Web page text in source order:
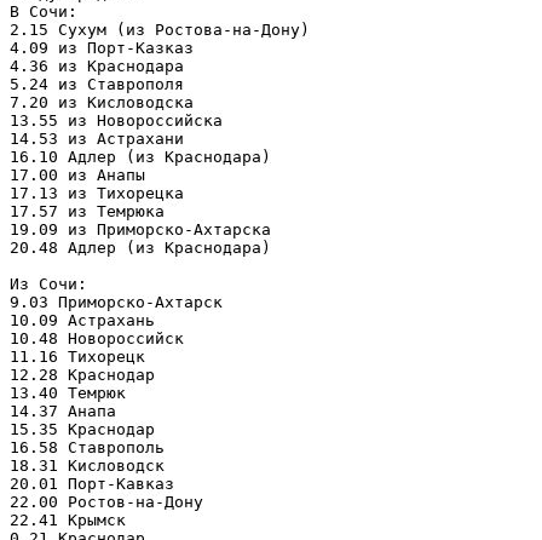
В Сочи:
2.15 Сухум (из Ростова-на-Дону)
4.09 из Порт-Казказ
4.36 из Краснодара
5.24 из Ставрополя
7.20 из Кисловодска
13.55 из Новороссийска
14.53 из Астрахани
16.10 Адлер (из Краснодара)
17.00 из Анапы
17.13 из Тихорецка
17.57 из Темрюка
19.09 из Приморско-Ахтарска
20.48 Адлер (из Краснодара)
Из Сочи:
9.03 Приморско-Ахтарск
10.09 Астрахань
10.48 Новороссийск
11.16 Тихорецк
12.28 Краснодар
13.40 Темрюк
14.37 Анапа
15.35 Краснодар
16.58 Ставрополь
18.31 Кисловодск
20.01 Порт-Кавказ
22.00 Ростов-на-Дону
22.41 Крымск